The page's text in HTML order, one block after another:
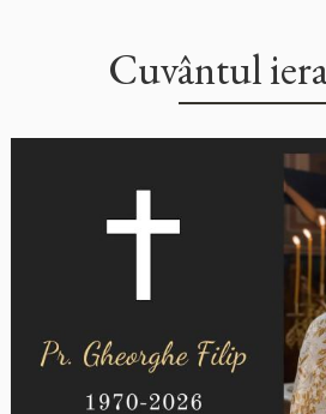
Cuvântul